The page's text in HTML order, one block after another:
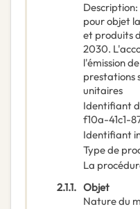
Description:
pour objet
et produits
2030.
l'émission
prestations
unitaires
Identifiant
f10a-41c1-
Identifiant
Type de
La
2.1.1. Objet
Nature du